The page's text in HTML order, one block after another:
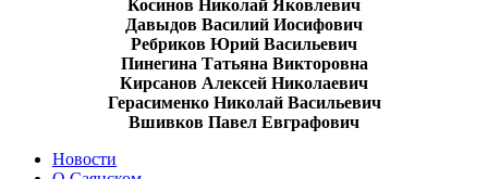
Косинов Николай Яковлевич
Давыдов Василий Иосифович
Ребриков Юрий Васильевич
Пинегина Татьяна Викторовна
Кирсанов Алексей Николаевич
Герасименко Николай Васильевич
Вшивков Павел Евграфович
Новости